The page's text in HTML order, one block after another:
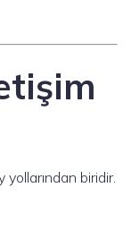
biridir.